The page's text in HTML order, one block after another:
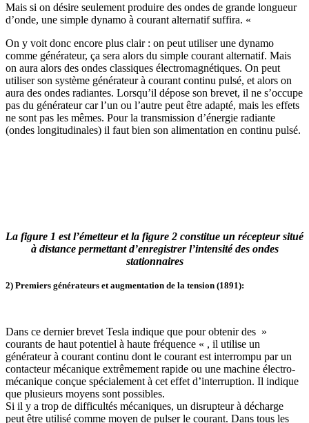
Mais si on désire seulement produire des ondes de grande longueur
d’onde, une simple dynamo à courant alternatif suffira. «
On y voit donc encore plus clair : on peut utiliser une dynamo
comme générateur, ça sera alors du simple courant alternatif. Mais
on aura alors des ondes classiques électromagnétiques. On peut
utiliser son système générateur à courant continu pulsé, et alors on
aura des ondes radiantes. Lorsqu’il dépose son brevet, il ne s’occupe
pas du générateur car l’un ou l’autre peut être adapté, mais les effets
ne sont pas les mêmes. Pour la transmission d’énergie radiante
(ondes longitudinales) il faut bien son alimentation en continu pulsé.
La figure 1 est l’émetteur et la figure 2 constitue un récepteur situé
à distance permettant d’enregistrer l’intensité des ondes
stationnaires
2) Premiers générateurs et augmentation de la tension (1891):
Dans ce dernier brevet Tesla indique que pour obtenir des »
courants de haut potentiel à haute fréquence « , il utilise un
générateur à courant continu dont le courant est interrompu par un
contacteur mécanique extrêmement rapide ou une machine électro-
mécanique conçue spécialement à cet effet d’interruption. Il indique
que plusieurs moyens sont possibles.
Si il y a trop de difficultés mécaniques, un disrupteur à décharge
peut être utilisé comme moyen de pulser le courant. Dans tous les